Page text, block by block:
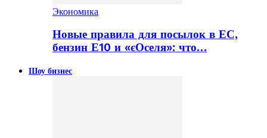
Экономика
Новые правила для посылок в ЕС,
бензин Е10 и «єОселя»: что…
Шоу бизнес